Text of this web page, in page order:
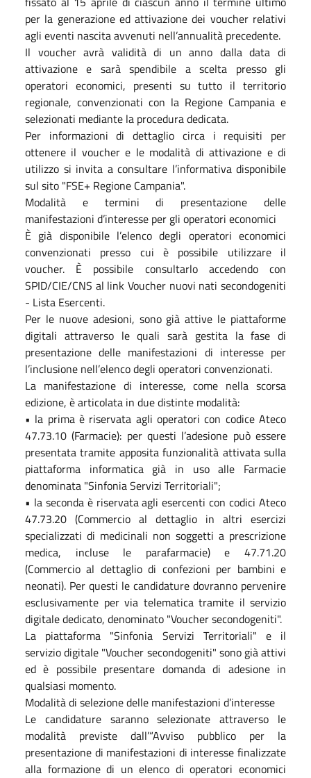
per la generazione ed attivazione dei voucher relativi
agli eventi nascita avvenuti nell’annualità precedente.
Il voucher avrà validità di un anno dalla data di
attivazione e sarà spendibile a scelta presso gli
operatori economici, presenti su tutto il territorio
regionale, convenzionati con la Regione Campania e
selezionati mediante la procedura dedicata.
Per informazioni di dettaglio circa i requisiti per
ottenere il voucher e le modalità di attivazione e di
utilizzo si invita a consultare l’informativa disponibile
sul sito "FSE+ Regione Campania".
Modalità e termini di presentazione delle
manifestazioni d’interesse per gli operatori economici
È già disponibile l’elenco degli operatori economici
convenzionati presso cui è possibile utilizzare il
voucher. È possibile consultarlo accedendo con
SPID/CIE/CNS al link Voucher nuovi nati secondogeniti
- Lista Esercenti.
Per le nuove adesioni, sono già attive le piattaforme
digitali attraverso le quali sarà gestita la fase di
presentazione delle manifestazioni di interesse per
l’inclusione nell’elenco degli operatori convenzionati.
La manifestazione di interesse, come nella scorsa
edizione, è articolata in due distinte modalità:
• la prima è riservata agli operatori con codice Ateco
47.73.10 (Farmacie): per questi l’adesione può essere
presentata tramite apposita funzionalità attivata sulla
piattaforma informatica già in uso alle Farmacie
denominata "Sinfonia Servizi Territoriali";
• la seconda è riservata agli esercenti con codici Ateco
47.73.20 (Commercio al dettaglio in altri esercizi
specializzati di medicinali non soggetti a prescrizione
medica, incluse le parafarmacie) e 47.71.20
(Commercio al dettaglio di confezioni per bambini e
neonati). Per questi le candidature dovranno pervenire
esclusivamente per via telematica tramite il servizio
digitale dedicato, denominato "Voucher secondogeniti".
La piattaforma "Sinfonia Servizi Territoriali" e il
servizio digitale "Voucher secondogeniti" sono già attivi
ed è possibile presentare domanda di adesione in
qualsiasi momento.
Modalità di selezione delle manifestazioni d’interesse
Le candidature saranno selezionate attraverso le
modalità previste dall’“Avviso pubblico per la
presentazione di manifestazioni di interesse finalizzate
alla formazione di un elenco di operatori economici